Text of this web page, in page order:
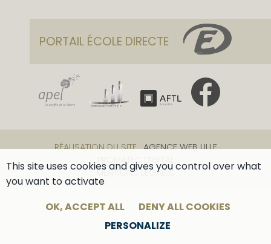
RÉALISATION DU SITE :AGENCE WEB LILLE
PROMATEC DIGITAL
MENTIONS LÉGALES
PORTAIL ÉCOLE DIRECTE
This site uses cookies and gives you control over what
you want to activate
OK, ACCEPT ALL
DENY ALL COOKIES
PERSONALIZE